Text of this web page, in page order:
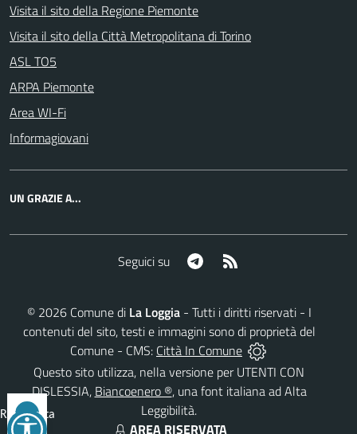
Visita il sito della Regione Piemonte
Visita il sito della Città Metropolitana di Torino
ASL TO5
ARPA Piemonte
Area WI-Fi
Informagiovani
UN GRAZIE A...
Seguici su Telegram
© 2026Comune di La Loggia- Tutti i diritti riservati - I
contenuti del sito, testi e immagini sono di proprietà del
Comune - CMS: Città In Comune
Questo sito utilizza, nella versione per UTENTI CON
DISLESSIA, Biancoenero ®, una font italiana ad Alta
Leggibilità.
AREA RISERVATA
Reimposta
tutto